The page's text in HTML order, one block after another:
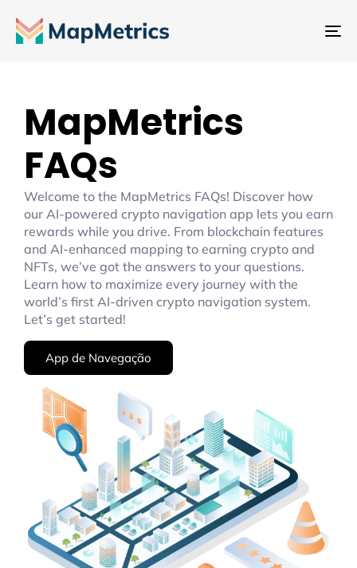
MapMetrics
FAQs
Welcome to the MapMetrics FAQs! Discover how
our AI-powered crypto navigation app lets you earn
rewards while you drive. From blockchain features
and AI-enhanced mapping to earning crypto and
NFTs, we’ve got the answers to your questions.
Learn how to maximize every journey with the
world’s first AI-driven crypto navigation system.
Let’s get started!
App de Navegação